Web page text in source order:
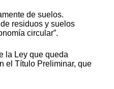
de suelos.
residuos y suelos
circular”.
la Ley que queda
el Título Preliminar, que